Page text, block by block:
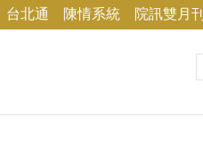
台北通 陳情系統 院訊雙月刊